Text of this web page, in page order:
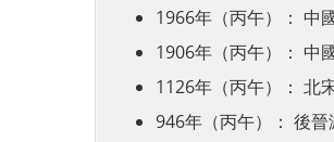
1966年（丙午）： 中
1906年（丙午）： 中
1126年（丙午）： 北
946年（丙午）： 後晉